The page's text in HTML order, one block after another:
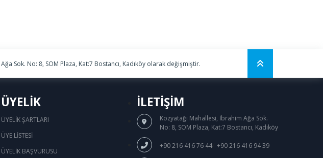
Sok. No: 8, SOM Plaza, Kat:7 Bostancı, Kadıköy olarak değişmiştir.
ÜYELİK
ÜYELİK ŞARTLARI
ÜYE LİSTESİ
ÜYELİK BAŞVURUSU
İLETİŞİM
Kozyatağı Mahallesi, İbrahim Ağa Sok.
No: 8, SOM Plaza, Kat:7 Bostancı, Kadıköy
+90 216 416 76 44/ +90 216 416 94 39